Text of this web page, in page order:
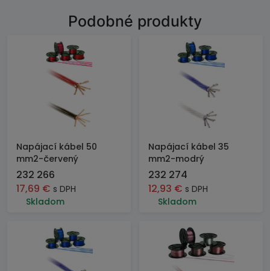
Podobné produkty
Napájací kábel 50
mm2-červený
232 266
17,69 € s DPH
Skladom
Napájací kábel 35
mm2-modrý
232 274
12,93 € s DPH
Skladom